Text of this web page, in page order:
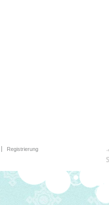
Registrierung